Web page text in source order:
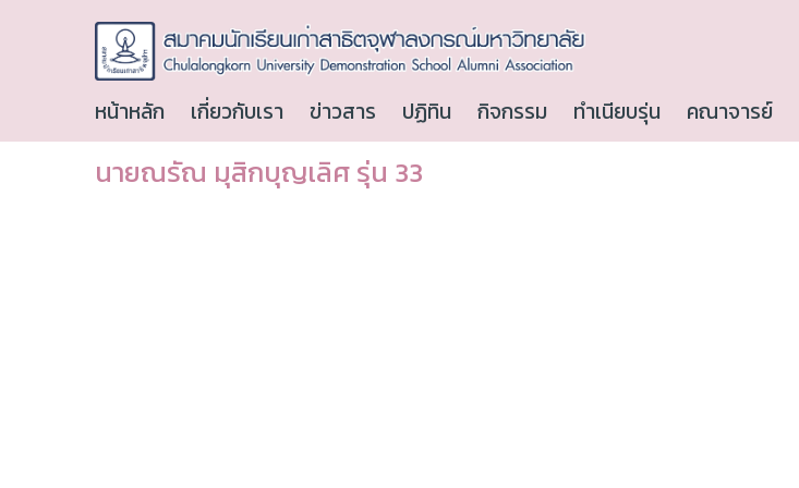
หน้าหลัก เกี่ยวกับเรา ข่าวสาร ปฏิทิน กิจกรรม ทำเนียบรุ่น คณาจารย์
นายณรัณ มุสิกบุญเลิศ รุ่น 33